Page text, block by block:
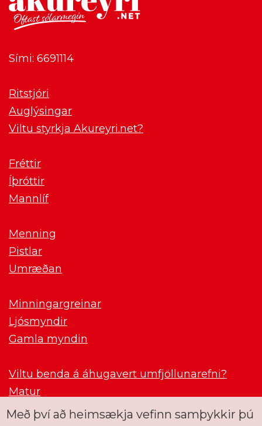
Sími: 6691114
Ritstjóri
Auglýsingar
Viltu styrkja Akureyri.net?
Fréttir
Íþróttir
Mannlíf
Menning
Pistlar
Umræðan
Minningargreinar
Ljósmyndir
Gamla myndin
Viltu benda á áhugavert umfjöllunarefni?
Matur
Með því að heimsækja vefinn samþykkir þú